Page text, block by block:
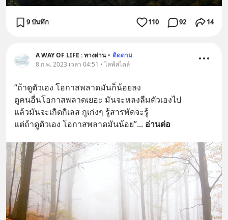
9 บันทึก 110 92 14
A WAY OF LIFE : ทางผ่าน • ติดตาม
8 ก.พ. 2023 เวลา 04:51 • ไลฟ์สไตล์
“ถ้าดูตัวเอง โอกาสพลาดมันก็น้อยลง
ดูคนอื่นโอกาสพลาดเยอะ มันจะหลงลืมตัวเองไป
แล้วมันจะเกิดกิเลส กูเก่งๆ รู้สารพัดจะรู้
แต่ถ้าดูตัวเอง โอกาสพลาดมันน้อย”... อ่านต่อ